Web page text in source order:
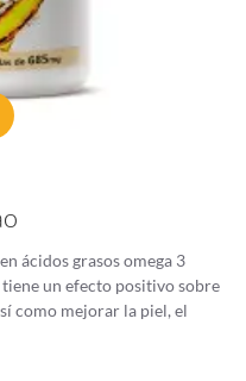
ácidos grasos omega 3
un efecto positivo sobre
como mejorar la piel, el